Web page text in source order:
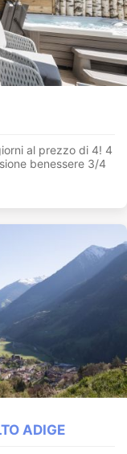
al prezzo di 4! 4
benessere 3/4
ADIGE